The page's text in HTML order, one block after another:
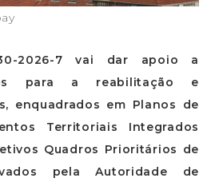
2026-7 vai dar apoio a
para a reabilitação e
enquadrados em Planos de
Territoriais Integrados
Quadros Prioritários de
pela Autoridade de